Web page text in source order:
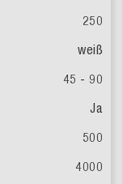
250
weiß
45 - 90
Ja
500
4000